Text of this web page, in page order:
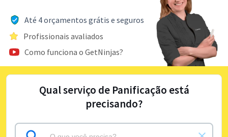
Até 4 orçamentos grátis e seguros
Profissionais avaliados
Como funciona o GetNinjas?
Qual serviço de Panificação está
precisando?